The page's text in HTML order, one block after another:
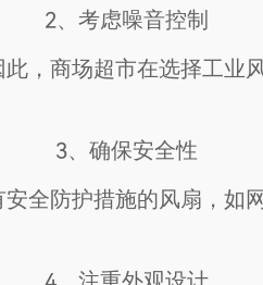
2、考虑噪音控制
，商场超市在选择工
3、确保安全性
全防护措施的风扇，如